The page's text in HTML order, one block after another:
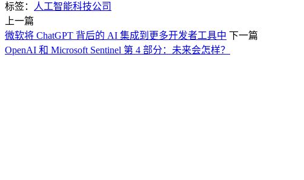
标签：
人工智能科技公司
上一篇
微软将 ChatGPT 背后的 AI 集成到更多开发者工具中 下一篇
OpenAI 和 Microsoft Sentinel 第 4 部分：未来会怎样？